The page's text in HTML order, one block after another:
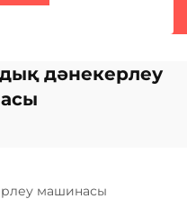
дәнекерлеу
машинасы